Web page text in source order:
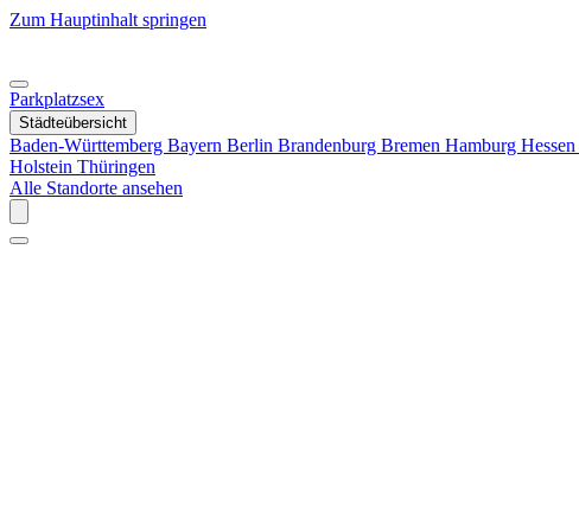
Zum Hauptinhalt springen
Parkplatzsex
Städteübersicht
Baden-Württemberg Bayern Berlin Brandenburg Bremen Hamburg Hessen
Holstein Thüringen
Alle Standorte ansehen